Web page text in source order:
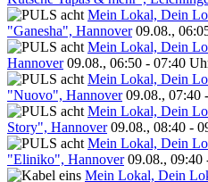
Mein Lokal, Dein
"Ganesha", Hannover 09.08.,
Mein Lokal, Dein
Hannover 09.08., 06:50 - 07:40
Mein Lokal, Dein
"Nuovo", Hannover 09.08., 07:40
Mein Lokal, Dein
Story", Hannover 09.08., 08:40 -
Mein Lokal, Dein
"Eliniko", Hannover 09.08., 09:40
Mein Lokal, Dein